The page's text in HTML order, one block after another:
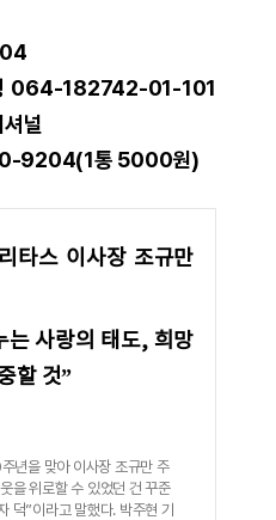
064-182742-01-101
널
9204(1통 5000원)
타스 이사장 조규만
사랑의 태도, 희망
할 것”
년을 맞아 이사장 조규만 주
을 위로할 수 있었던 건 꾸준
덕”이라고 말했다. 박주현 기